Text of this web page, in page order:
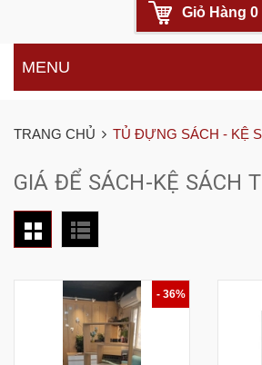
Giỏ Hàng 0
MENU
TRANG CHỦ TỦ ĐỰNG SÁCH - KỆ
GIÁ ĐỂ SÁCH-KỆ SÁCH
- 36%